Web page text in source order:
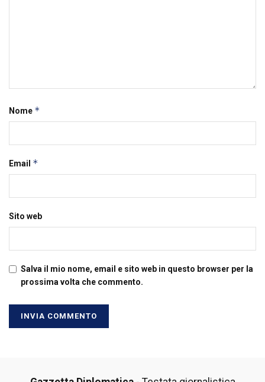
Nome *
Email *
Sito web
Salva il mio nome, email e sito web in questo browser per la
prossima volta che commento.